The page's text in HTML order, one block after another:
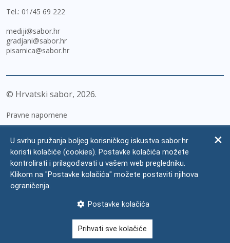
Tel.: 01/45 69 222
mediji@sabor.hr
gradjani@sabor.hr
pisarnica@sabor.hr
© Hrvatski sabor, 2026
Pravne napomene
Zaštita osobnih podataka
Impressum
Česta pitanja
U svrhu pružanja boljeg korisničkog iskustva sabor.hr
koristi kolačiće (cookies). Postavke kolačića možete
kontrolirati i prilagođavati u vašem web pregledniku.
Klikom na "Postavke kolačića" možete postaviti njihova
ograničenja.
Postavke kolačića
Prihvati sve kolačiće